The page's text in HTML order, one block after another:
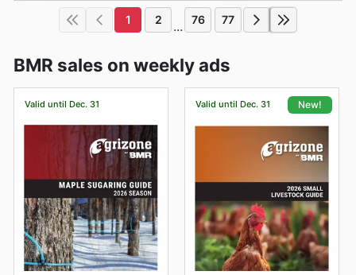
1 2 ... 76 77
BMR sales on weekly ads
Valid until Dec. 31 Valid until Dec. 31 New!